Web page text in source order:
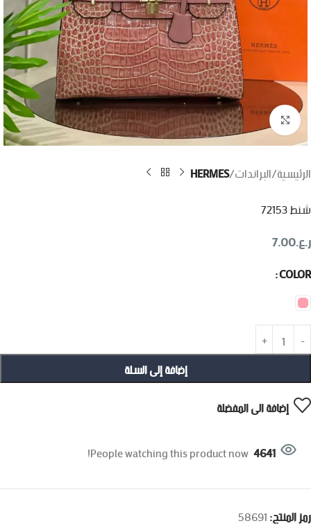
اضغط للتكبير
الرئيسية البراندات HERMES
شنط 72153
ر.ع.7.00
COLOR
إضافة إلى السلة
إضافة الى المفضلة
4641
People watching this product now!
رمز المنتج:58691